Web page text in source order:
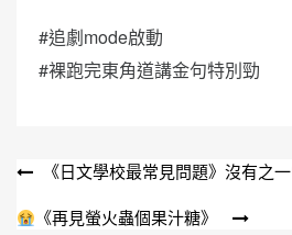
#追劇mode啟動
#裸跑完東角道講金句特別勁
文
章
《日文學校最常見問題》沒有之一
《再見螢火蟲個果汁糖》